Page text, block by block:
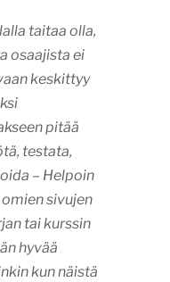
taitaa olla,
osaajista ei
keskittyy
pitää
testata,
– Helpoin
omien sivujen
tai kurssin
hyvää
kun näistä